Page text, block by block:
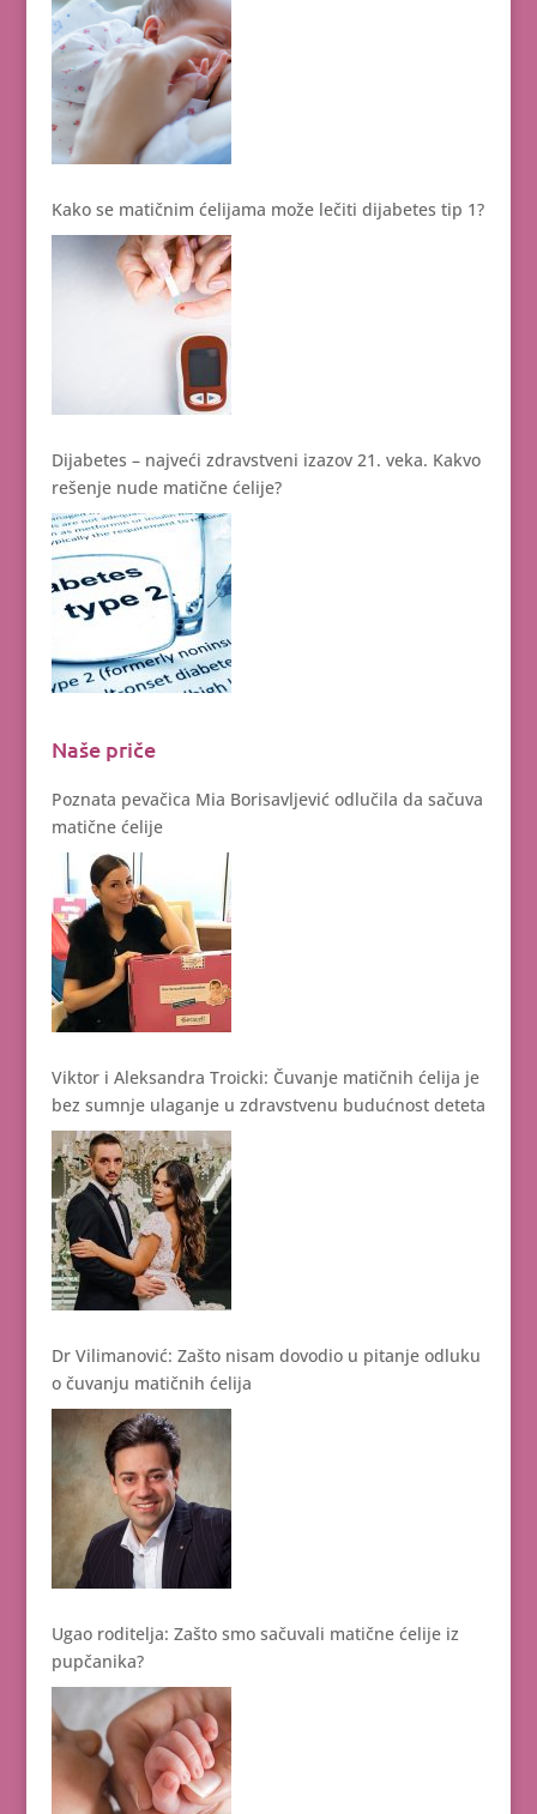
Kako se matičnim ćelijama može lečiti dijabetes tip 1?
Dijabetes – najveći zdravstveni izazov 21. veka. Kakvo
rešenje nude matične ćelije?
Naše priče
Poznata pevačica Mia Borisavljević odlučila da sačuva
matične ćelije
Viktor i Aleksandra Troicki: Čuvanje matičnih ćelija je
bez sumnje ulaganje u zdravstvenu budućnost deteta
Dr Vilimanović: Zašto nisam dovodio u pitanje odluku
o čuvanju matičnih ćelija
Ugao roditelja: Zašto smo sačuvali matične ćelije iz
pupčanika?